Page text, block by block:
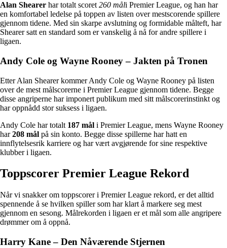
Alan Shearer har totalt scoret 260 måli Premier League, og han har
en komfortabel ledelse på toppen av listen over mestscorende spillere
gjennom tidene. Med sin skarpe avslutning og formidable målteft, har
Shearer satt en standard som er vanskelig å nå for andre spillere i
ligaen.
Andy Cole og Wayne Rooney – Jakten på Tronen
Etter Alan Shearer kommer Andy Cole og Wayne Rooney på listen
over de mest målscorerne i Premier League gjennom tidene. Begge
disse angriperne har imponert publikum med sitt målscorerinstinkt og
har oppnådd stor suksess i ligaen.
Andy Cole har totalt 187 mål i Premier League, mens Wayne Rooney
har208 mål på sin konto. Begge disse spillerne har hatt en
innflytelsesrik karriere og har vært avgjørende for sine respektive
klubber i ligaen.
Toppscorer Premier League Rekord
Når vi snakker om toppscorer i Premier League rekord, er det alltid
spennende å se hvilken spiller som har klart å markere seg mest
gjennom en sesong. Målrekorden i ligaen er et mål som alle angripere
drømmer om å oppnå.
Harry Kane – Den Nåværende Stjernen